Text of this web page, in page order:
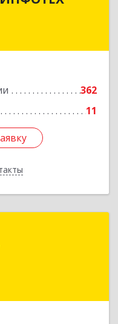
362
11
г, Чкалова
Подробнее
обл, Раменское г,
дом № 16А, кв.16
Подробнее